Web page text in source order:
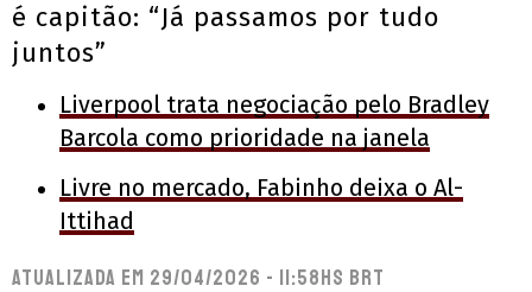
é capitão: “Já passamos por tudo
juntos”
Liverpool trata negociação pelo Bradley
Barcola como prioridade na janela
Livre no mercado, Fabinho deixa o Al-
Ittihad
Atualizada em 29/04/2026 - 11:58hs BRT